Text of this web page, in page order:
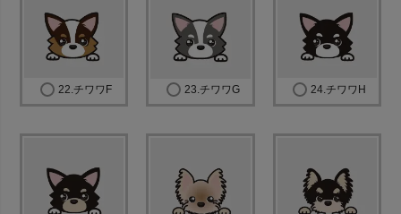
22.チワワF 23.チワワG 24.チワワH